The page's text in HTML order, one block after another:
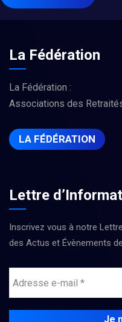
La Fédération
La Fédération :
Associations des
LA FÉDÉRATION
Lettre
Inscrivez vous à notre
des Actus et Évènements de